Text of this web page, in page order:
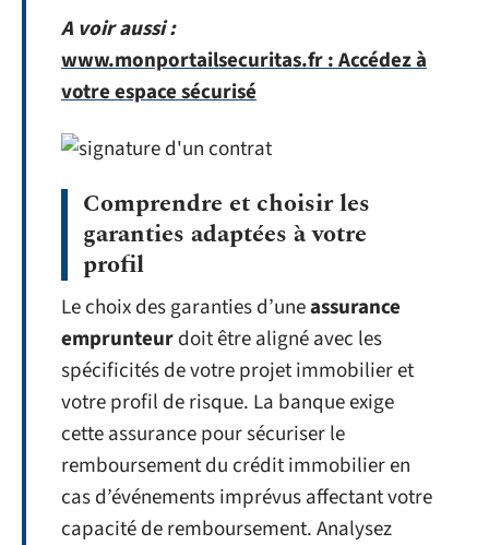
A voir aussi :
www.monportailsecuritas.fr : Accédez à
votre espace sécurisé
Comprendre et choisir les
garanties adaptées à votre
profil
Le choix des garanties d’uneassurance
emprunteurdoit être aligné avec les
spécificités de votre projet immobilier et
votre profil de risque. La banque exige
cette assurance pour sécuriser le
remboursement du crédit immobilier en
cas d’événements imprévus affectant votre
capacité de remboursement. Analysez